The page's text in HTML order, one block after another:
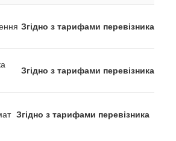
Згідно з тарифами перевізника
Згідно з тарифами перевізника
Згідно з тарифами перевізника